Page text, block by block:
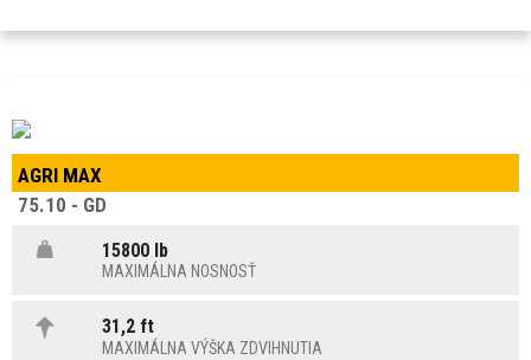
AGRI MAX
75.10 - GD
15800 lb
MAXIMÁLNA NOSNOSŤ
31,2 ft
MAXIMÁLNA VÝŠKA ZDVIHNUTIA